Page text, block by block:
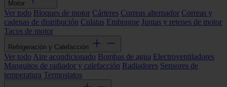
Motor
Ver todo Bloques de motor Cárteres Correas alternador Correas y
cadenas de distribución Culatas Embrague Juntas y retenes de motor
Tacos de motor
Refrigeración y Calefacción
Ver todo Aire acondicionado Bombas de agua Electroventiladores
Manguitos de radiador y calefacción Radiadores Sensores de
temperatura Termostatos